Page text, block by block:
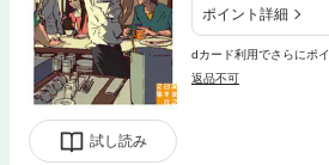
試し読み
ポイント詳細
dカード利用でさらにポ
返品不可